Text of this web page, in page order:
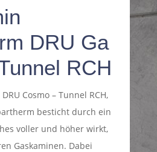
DRU Ga
RCH
Cosmo – Tunnel RCH,
besticht durch ein
voller und höher wirkt,
Gaskaminen. Dabei